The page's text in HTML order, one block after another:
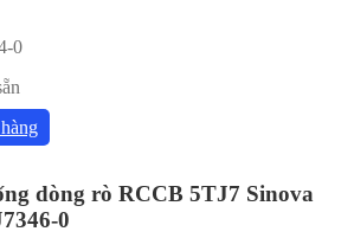
0
dòng rò RCCB 5TJ7 Sinova
0